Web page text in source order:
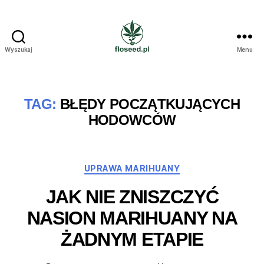
Wyszukaj Menu
TAG: BŁĘDY POCZĄTKUJĄCYCH
HODOWCÓW
Kategorie
UPRAWA MARIHUANY
JAK NIE ZNISZCZYĆ
NASION MARIHUANY NA
ŻADNYM ETAPIE